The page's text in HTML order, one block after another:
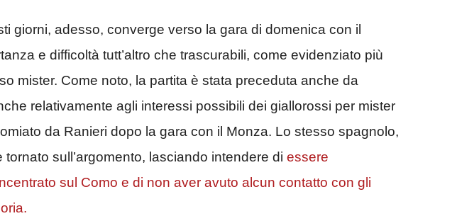
giorni, adesso, converge verso la gara di domenica con il
e difficoltà tutt’altro che trascurabili, come evidenziato più
mister. Come noto, la partita è stata preceduta anche da
relativamente agli interessi possibili dei giallorossi per mister
da Ranieri dopo la gara con il Monza. Lo stesso spagnolo,
tornato sull’argomento, lasciando intendere di essere
sul Como e di non aver avuto alcun contatto con gli